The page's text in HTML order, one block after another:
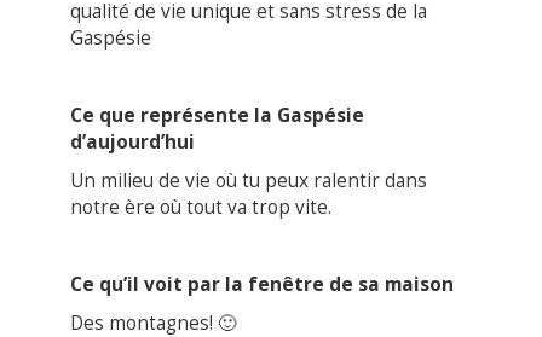
qualité de vie unique et sans stress de la
Gaspésie
Ce que représente la Gaspésie
d’aujourd’hui
Un milieu de vie où tu peux ralentir dans
notre ère où tout va trop vite.
Ce qu’il voit par la fenêtre de sa maison
Des montagnes! 🙂